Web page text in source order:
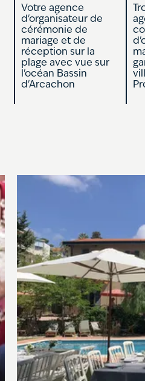
Votre agence
d'organisateur de
cérémonie de
mariage et de
réception sur la
plage avec vue sur
l'océan Bassin
d'Arcachon